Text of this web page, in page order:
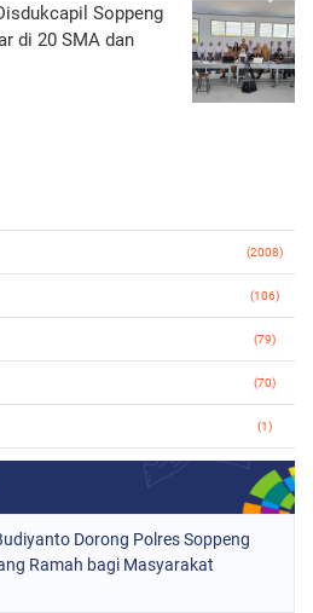
Soppeng
di 20 SMA dan
(2008)
(106)
(79)
(70)
(1)
(78)
(748)
Dorong Polres Soppeng
Ramah bagi Masyarakat